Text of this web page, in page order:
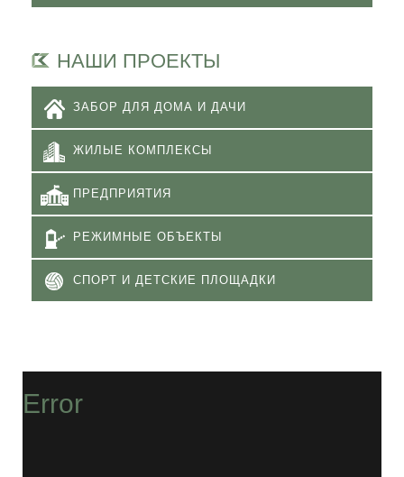
НАШИ ПРОЕКТЫ
ЗАБОР ДЛЯ ДОМА И ДАЧИ
ЖИЛЫЕ КОМПЛЕКСЫ
ПРЕДПРИЯТИЯ
РЕЖИМНЫЕ ОБЪЕКТЫ
СПОРТ И ДЕТСКИЕ ПЛОЩАДКИ
Error